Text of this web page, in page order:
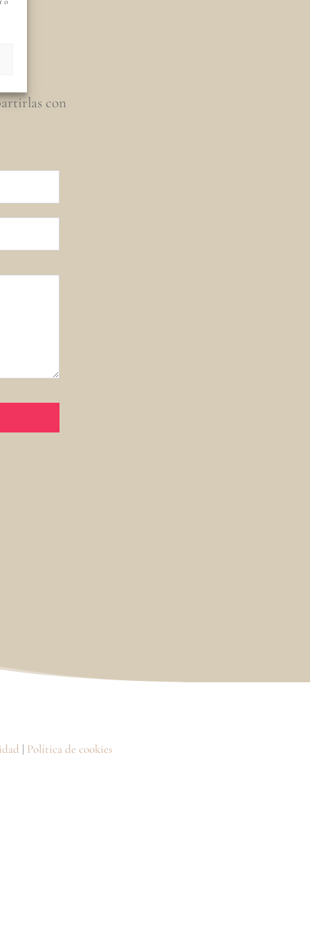
con
| Política de cookies